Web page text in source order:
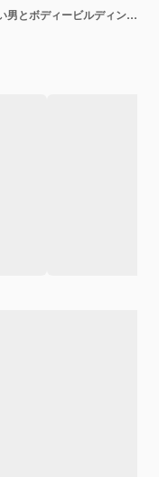
バーベルを持ち上げようとしている強い男とボディービルディングのコンセプト